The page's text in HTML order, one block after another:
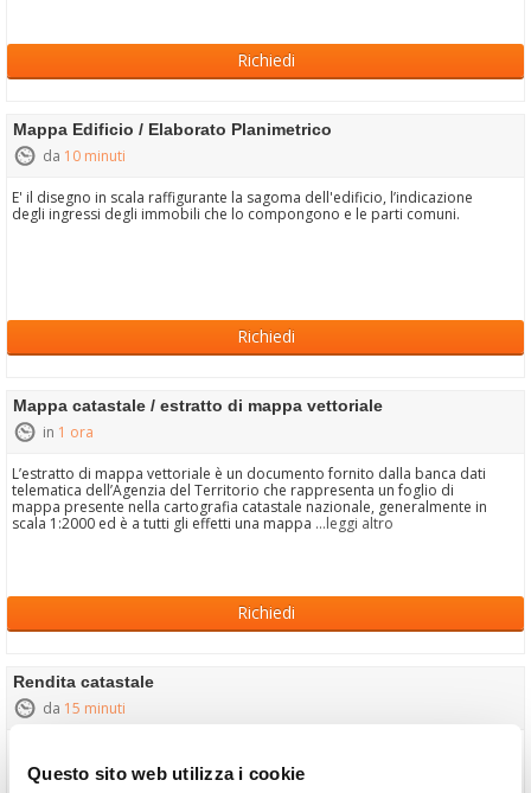
Questo sito web utilizza i cookie
Richiedi
Mappa Edificio / Elaborato Planimetrico
da 10 minuti
E' il disegno in scala raffigurante la sagoma dell'edificio, l’indicazione
degli ingressi degli immobili che lo compongono e le parti comuni.
Richiedi
Mappa catastale / estratto di mappa vettoriale
in 1 ora
L’estratto di mappa vettoriale è un documento fornito dalla banca dati
telematica dell’Agenzia del Territorio che rappresenta un foglio di
mappa presente nella cartografia catastale nazionale, generalmente in
scala 1:2000 ed è a tutti gli effetti una mappa ...leggi altro
Richiedi
Rendita catastale
da 15 minuti
immobili registrati all'Agenzia del Territorio, e viene utilizzato per
calcolare alcune imposte, quali ad esempio IMU e TASI, successioni e